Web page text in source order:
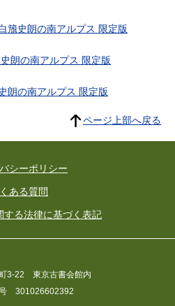
籏史朗の南アルプス 限定版
朗の南アルプス 限定版
朗の南アルプス 限定版
ページ上部へ戻る
シーポリシー
ある質問
する法律に基づく表記
3-22 東京古書会館内
301026602392